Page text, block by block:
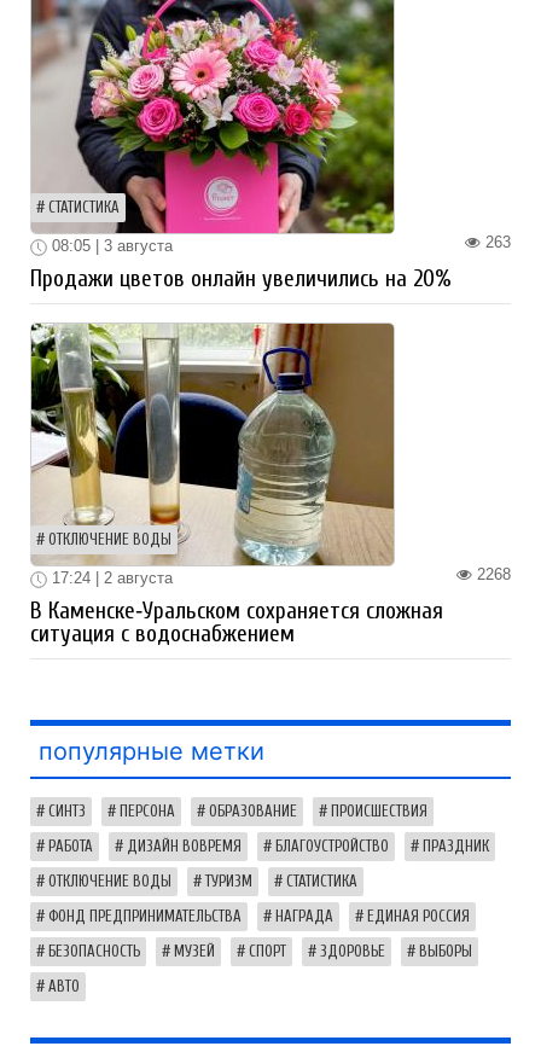
СТАТИСТИКА
263
08:05 | 3 августа
Продажи цветов онлайн увеличились на 20%
ОТКЛЮЧЕНИЕ ВОДЫ
2268
17:24 | 2 августа
В Каменске‑Уральском сохраняется сложная
ситуация с водоснабжением
популярные метки
СИНТЗ ПЕРСОНА ОБРАЗОВАНИЕ ПРОИСШЕСТВИЯ
РАБОТА ДИЗАЙН ВОВРЕМЯ БЛАГОУСТРОЙСТВО ПРАЗДНИК
ОТКЛЮЧЕНИЕ ВОДЫ ТУРИЗМ СТАТИСТИКА
ФОНД ПРЕДПРИНИМАТЕЛЬСТВА НАГРАДА ЕДИНАЯ РОССИЯ
БЕЗОПАСНОСТЬ МУЗЕЙ СПОРТ ЗДОРОВЬЕ ВЫБОРЫ
АВТО